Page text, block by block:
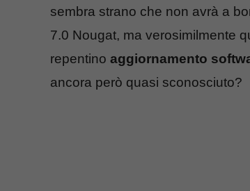
sembra strano che non avrà a
7.0 Nougat, ma verosimilmente
repentino aggiornamento
ancora però quasi sconosciuto?